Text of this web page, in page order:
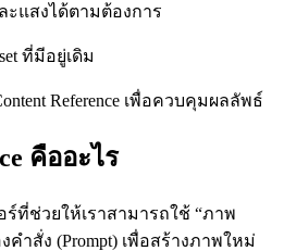
แสงได้ตามต้องการ
ที่มีอยู่เดิม
Reference เพื่อควบคุมผลลัพธ์
คืออะไร
อร์ที่ช่วยให้เราสามารถใช้ “ภาพ
คำสั่ง (Prompt) เพื่อสร้างภาพใหม่